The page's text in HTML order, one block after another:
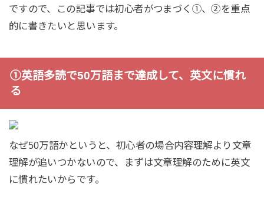
ですので、この記事では初心者がつまづく①、②を重点
的に書きたいと思います。
①英語多読で50万語まで達成して、英文に慣れ
る
なぜ50万語かというと、初心者の場合内容理解より文章
理解が追いつかないので、まずは文章理解のために英文
に慣れたいからです。